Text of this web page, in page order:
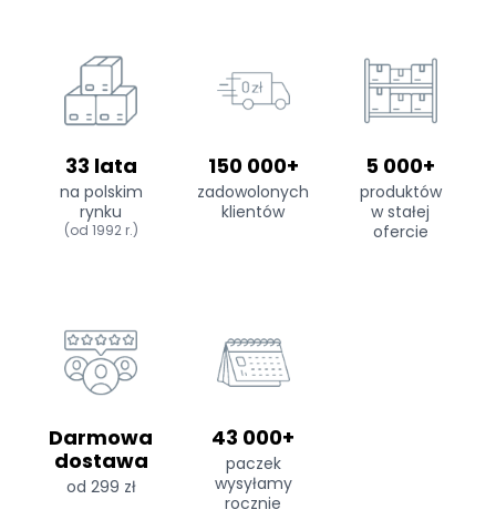
33 lata
na polskim
rynku
(od 1992 r.)
150 000+
zadowolonych
klientów
5 000+
produktów
w stałej
ofercie
Darmowa
dostawa
od 299 zł
43 000+
paczek
wysyłamy
rocznie